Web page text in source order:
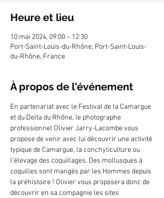
Heure et lieu
10 mai 2024, 09:00 – 12:30
Port-Saint-Louis-du-Rhône, Port-Saint-Louis-
du-Rhône, France
À propos de l'événement
En partenariat avec le Festival de la Camargue
et du Delta du Rhône, le photographe
professionnel Olivier Jarry-Lacombe vous
propose de venir avec lui découvrir une activité
typique de Camargue, la conchyliculture ou
l'élevage des coquillages. Des mollusques à
coquilles sont mangés par les Hommes depuis
la préhistoire ! Olivier vous proposera donc de
découvrir en sa compagnie les sites